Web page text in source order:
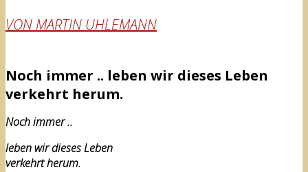
VON MARTIN UHLEMANN
Noch immer .. leben wir dieses Leben
verkehrt herum.
Noch immer ..
leben wir dieses Leben
verkehrt herum.